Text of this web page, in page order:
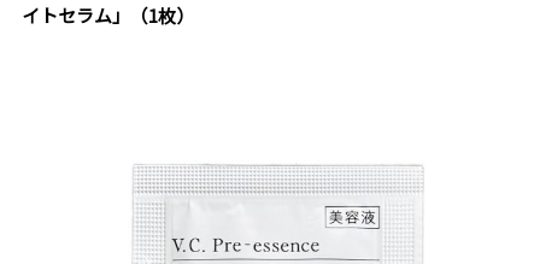
イトセラム」（1枚）